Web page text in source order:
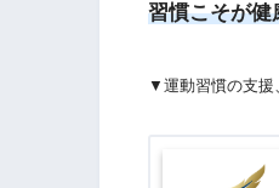
習慣こそが健
▼運動習慣の支援